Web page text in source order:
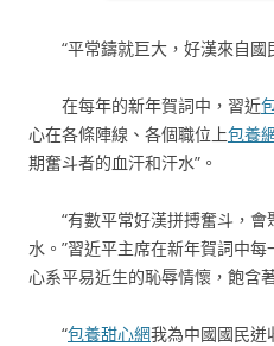
“平常鑄就巨大，好漢來自
在每年的新年賀詞中，習近
心在各條陣線、各個職位上包養
期奮斗者的血汗和汗水”。
“有數平常好漢拼搏奮斗，
水。”習近平主席在新年賀詞中
心系平易近生的恥辱情懷，飽含
“包養甜心網我為中國國民迸